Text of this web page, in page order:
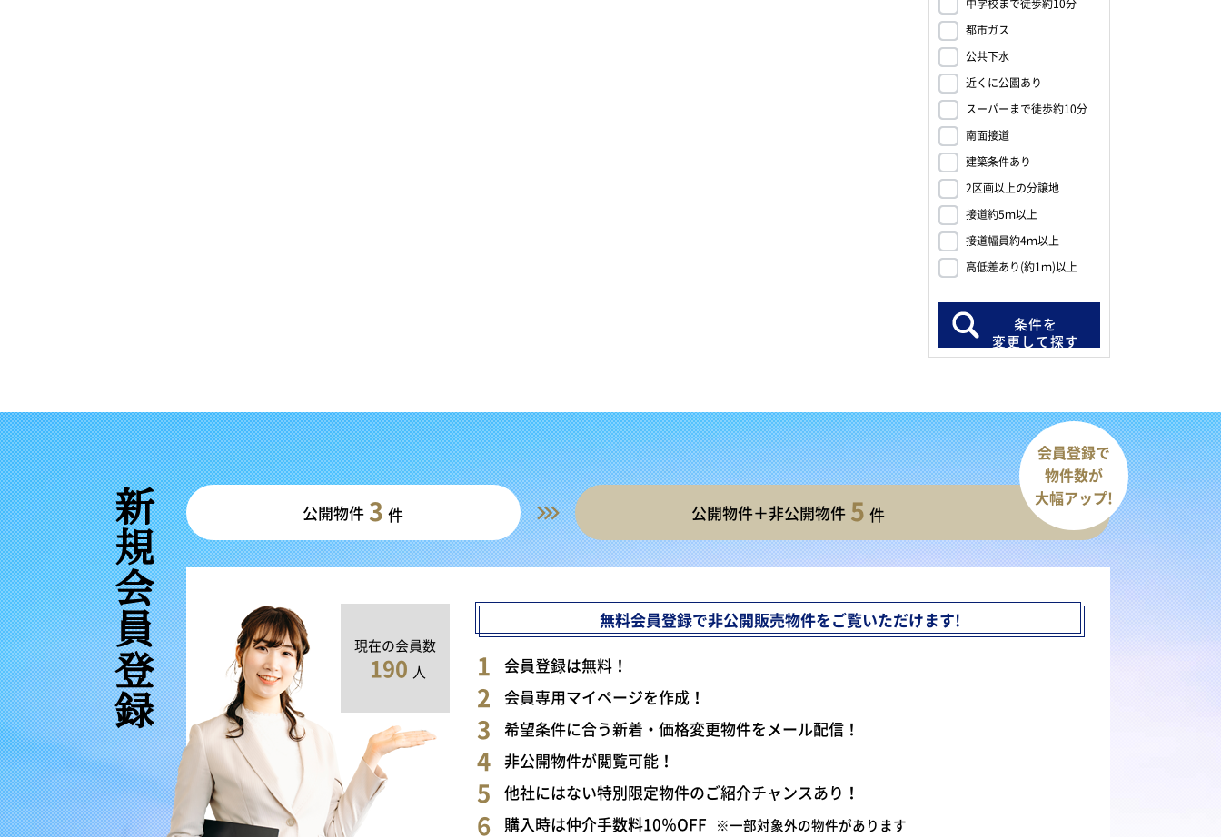
中学校まで徒歩約10分
都市ガス
公共下水
近くに公園あり
スーパーまで徒歩約10分
南面接道
建築条件あり
2区画以上の分譲地
接道約5ｍ以上
接道幅員約4ｍ以上
高低差あり(約1ｍ)以上
条件を
変更して探す
新規会員登録 公開物件 3 件 公開物件＋非公開物件 5 件
会員登録で
物件数が
大幅アップ!
現在の会員数
190 人
無料会員登録で非公開販売物件をご覧いただけます!
会員登録は無料！
会員専用マイページを作成！
希望条件に合う新着・価格変更物件をメール配信！
非公開物件が閲覧可能！
他社にはない特別限定物件のご紹介チャンスあり！
購入時は仲介手数料10％OFF ※一部対象外の物件があります